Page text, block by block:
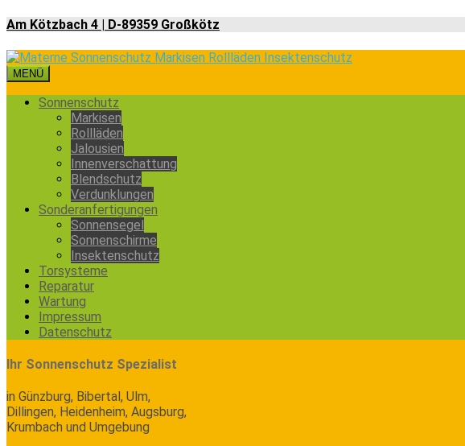
Am Kötzbach 4 | D-89359 Großkötz
MENÜ
Sonnenschutz
Markisen
Rollläden
Jalousien
Innenverschattung
Blendschutz
Verdunklungen
Sonderanfertigungen
Sonnensegel
Sonnenschirme
Insektenschutz
Torsysteme
Reparatur
Wartung
Impressum
Datenschutz
Ihr Sonnenschutz Spezialist
in Günzburg, Bibertal, Ulm,
Dillingen, Heidenheim, Augsburg,
Krumbach und Umgebung